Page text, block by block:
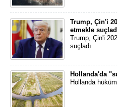
Trump, Çin'i
etmekle
Trump, Çin'i
suçladı
Hollanda'da
Hollanda